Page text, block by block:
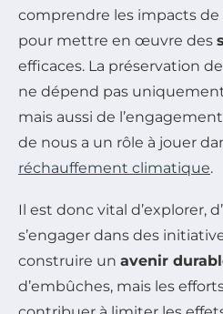
comprendre les impacts
pour mettre en œuvre des
efficaces. La préservation
ne dépend pas
mais aussi de
de nous a un rôle à jouer
réchauffement climatique.
Il est donc vital d’explorer,
s’engager dans des
construire un avenir
d’embûches, mais les